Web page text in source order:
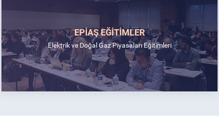
EPİAŞ EĞİTİMLER
Elektrik ve Doğal Gaz Piyasaları Eğitimleri